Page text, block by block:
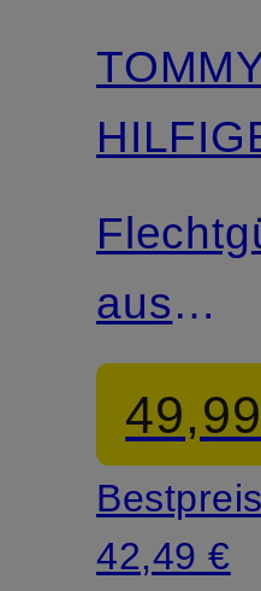
TOMMY
aus
Leder
42,49 €